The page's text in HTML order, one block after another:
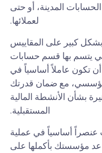
المدينة، أو حتى
لعملائها.
بشكل كبير على المقاييس
يتسم بها قسم حسابات
أن تكون عاملاً أساسياً في
مع ضمان قدرتك
بشأن الأنشطة المالية
المستقبلية.
عنصراً أساسياً في عملية
مؤسستك بأكملها على